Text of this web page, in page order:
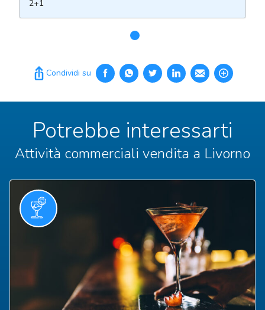
2+1
Condividi su
Potrebbe interessarti
Attività commerciali vendita a Livorno